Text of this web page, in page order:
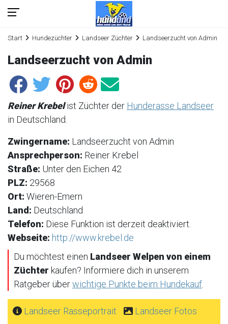
Start Hundezüchter Landseer Züchter Landseerzucht von Admin
Landseerzucht von Admin
Reiner Krebelist Züchter der Hunderasse Landseer
in Deutschland.
Zwingername: Landseerzucht von Admin
Ansprechperson: Reiner Krebel
Straße: Unter den Eichen 42
PLZ: 29568
Ort: Wieren-Emern
Land: Deutschland
Telefon: Diese Funktion ist derzeit deaktiviert.
Webseite: http://www.krebel.de
Du möchtest einen Landseer Welpen von einem
Züchter kaufen? Informiere dich in unserem
Ratgeber überwichtige Punkte beim Hundekauf
Landseer Rasseportrait
Landseer Fotos